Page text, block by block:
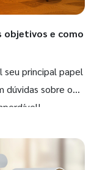
objetivos e como
seu principal papel
dúvidas sobre o